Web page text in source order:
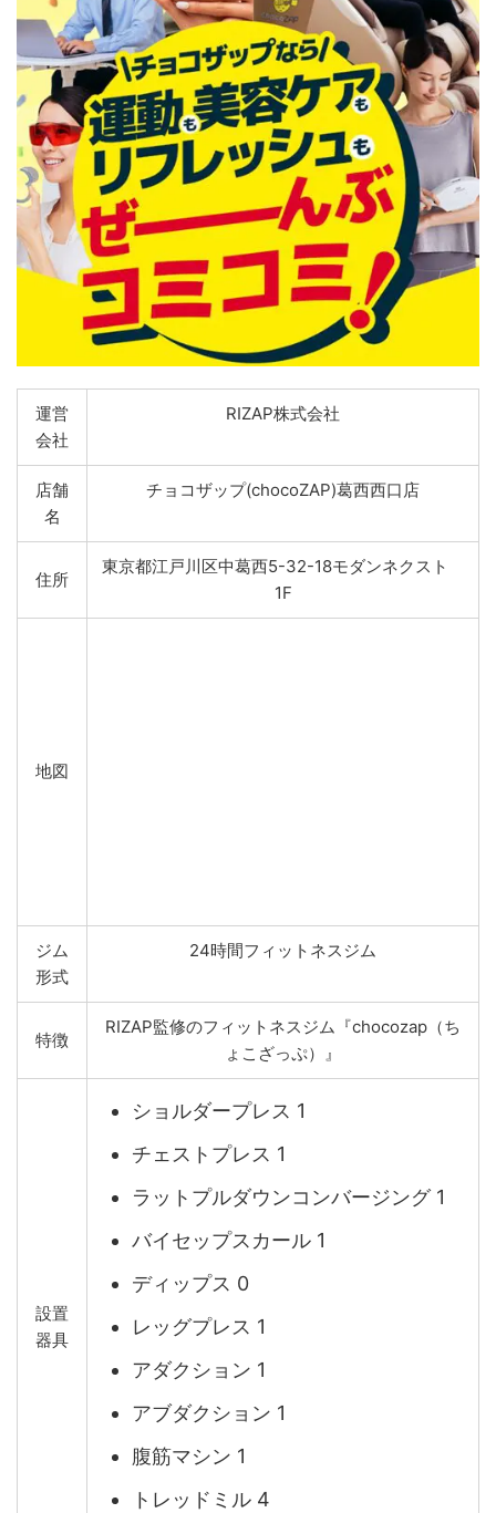
運営
会社
RIZAP株式会社
店舗
名
チョコザップ(chocoZAP)葛西西口店
住所
東京都江戸川区中葛西5-32-18モダンネクスト
1F
地図
ジム
形式
24時間フィットネスジム
特徴
RIZAP監修のフィットネスジム『chocozap（ち
ょこざっぷ）』
設置
器具
ショルダープレス 1
チェストプレス 1
ラットプルダウンコンバージング 1
バイセップスカール 1
ディップス 0
レッグプレス 1
アダクション 1
アブダクション 1
腹筋マシン 1
トレッドミル 4